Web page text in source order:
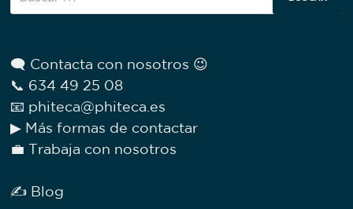
🗨 Contacta con nosotros 😉
📞 634 49 25 08
📧 phiteca@phiteca.es
▶ Más formas de contactar
💼 Trabaja con nosotros
✍ Blog